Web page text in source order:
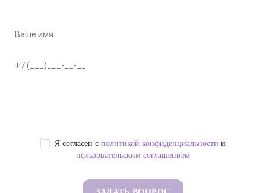
Я согласен с политикой конфиденциальности и
пользовательским соглашением